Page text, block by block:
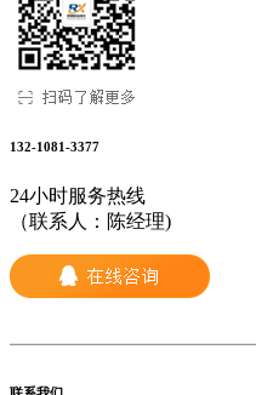
132-1081-3377
24小时服务热线
（联系人：陈经理)